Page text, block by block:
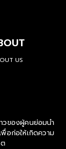
US
วของผู้คนย่อมนำ
พื่อก่อให้เกิดความ